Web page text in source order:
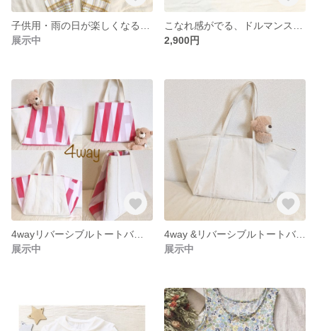
展示中
2,900円
4wayリバーシブルトートバッグ ママバッグ
展示中
4way &リバーシブルトートバック ママバッグとしてもgood！
展示中